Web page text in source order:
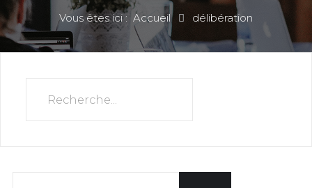
Vous êtes ici : Accueil délibération